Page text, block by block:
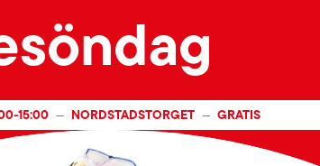
-15:00 — NORDSTADSTORGET — GRATIS